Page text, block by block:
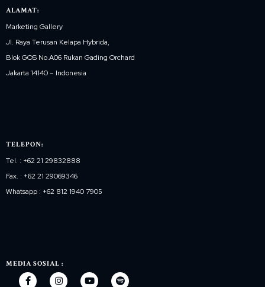
ALAMAT:
Marketing Gallery
Jl. Raya Terusan Kelapa Hybrida,
Blok GOS No.A06 Rukan Gading Orchard
Jakarta 14140 – Indonesia
TELEPON:
Tel. : +62 21 29832888
Fax. : +62 21 29069346
Whatsapp : +62 812 1940 7905
MEDIA SOSIAL :